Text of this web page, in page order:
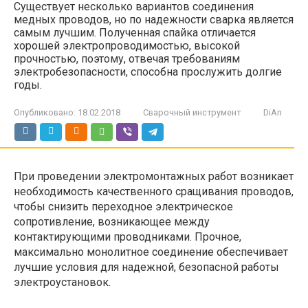
Существует несколько вариантов соединения
медных проводов, но по надежности сварка является
самым лучшим. Полученная спайка отличается
хорошей электропроводимостью, высокой
прочностью, поэтому, отвечая требованиям
электробезопасности, способна прослужить долгие
годы.
Опубликовано: 18.02.2018 Сварочный инструмент DiAn
При проведении электромонтажных работ возникает
необходимость качественного сращивания проводов,
чтобы снизить переходное электрическое
сопротивление, возникающее между
контактирующими проводниками. Прочное,
максимально монолитное соединение обеспечивает
лучшие условия для надежной, безопасной работы
электроустановок.